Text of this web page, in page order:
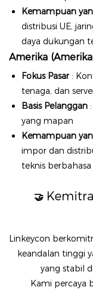
Kemampuan
distribusi UE,
daya dukungan
Amerika
Fokus Pasar:
tenaga, dan
Basis Pelanggan
yang mapan
Kemampuan
impor dan
teknis
🤝
Linkeycon
keandalan tinggi
yang stabil
Kami percaya